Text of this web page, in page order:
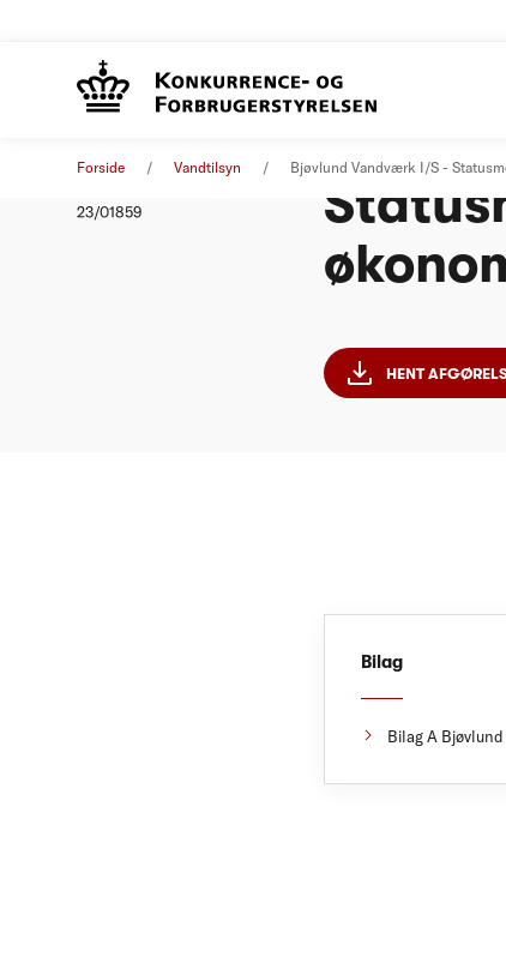
Forside Vandtilsyn Bjøvlund Vandværk I/S -
23/01859
HENT
Bilag
Bilag A